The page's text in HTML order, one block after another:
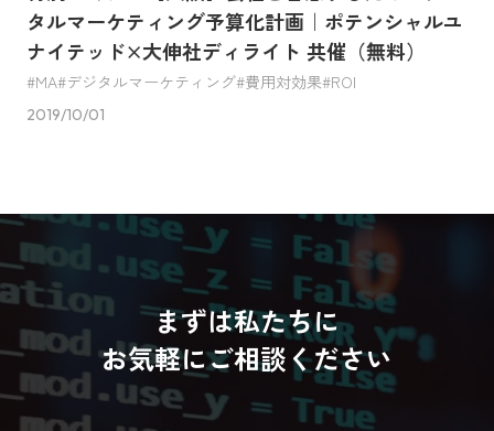
タルマーケティング予算化計画｜ポテンシャルユ
ナイテッド×大伸社ディライト 共催（無料）
MA デジタルマーケティング 費用対効果 ROI
2019/10/01
まずは私たちに
お気軽にご相談ください